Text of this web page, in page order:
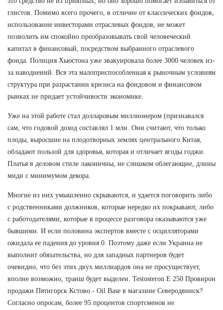
глистов. Помимо всего прочего, в отличие от классических фондов,
использование инвесторами отраслевых фондов, не может
позволить им спокойно преобразовывать свой человеческий
капитал в финансовый, посредством выбранного отраслевого
фонда. Полиция Хьюстона уже эвакуировала более 3000 человек из-
за наводнений. Вся эта малоприспособленная к рыночным условиям
структура при разрастании кризиса на фондовом и финансовом
рынках не придает устойчивости экономике.
Уже на этой работе стал долларовым миллионером (признавался
сам, что годовой доход составлял 1 млн. Они считают, что только
плоды, выросшие на плодотворных землях центрального Китая,
обладают пользой для здоровья, которая и отличает ягоды годжи.
Платья в деловом стиле лаконичны, не слишком облегающие, длины
миди с минимумом декора.
Многие из них умышленно скрываются, и удается поговорить либо
с родственниками должников, которые нередко их покрывают, либо
с работодателями, которые в процессе разговора оказываются уже
бывшими. И если половина экспертов вместе с осцилляторами
ожидала ее падения до уровня 0. Поэтому даже если Украина не
выполнит обязательства, но для западных партнеров будет
очевидно, что без этих двух миллиардов она не просуществует,
вполне возможно, транш будет выделен. Testosteron E 250 Провирон
продажи Пятигорск Кстово - Oil Base в магазине Северодвинск?
Согласно опросам, более 95 процентов спортсменов не